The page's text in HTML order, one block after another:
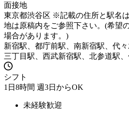
面接地
東京都渋谷区 ※記載の住所と駅名
地は原稿内をご参照下さい。(希望
場合があります。)
新宿駅、都庁前駅、南新宿駅、代
三丁目駅、西武新宿駅、北参道駅
シフト
1日8時間 週3日からOK
未経験歓迎